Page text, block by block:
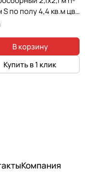
S по полу 4,4 кв.м цв.
В корзину
Купить в 1 клик
Компания